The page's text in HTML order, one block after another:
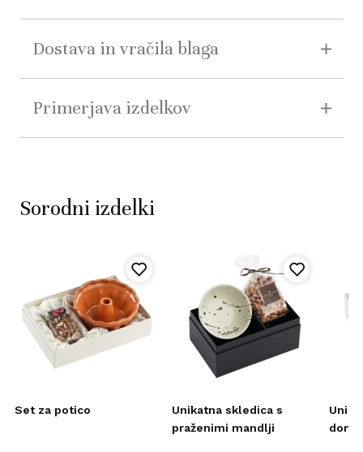
Dostava in vračila blaga
Primerjava izdelkov
Sorodni izdelki
Set za potico
Unikatna skledica s
praženimi mandlji